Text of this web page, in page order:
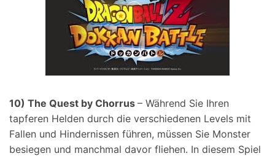
10) The Quest by Chorrus – Während Sie Ihren
tapferen Helden durch die verschiedenen Levels mit
Fallen und Hindernissen führen, müssen Sie Monster
besiegen und manchmal davor fliehen. In diesem Spiel